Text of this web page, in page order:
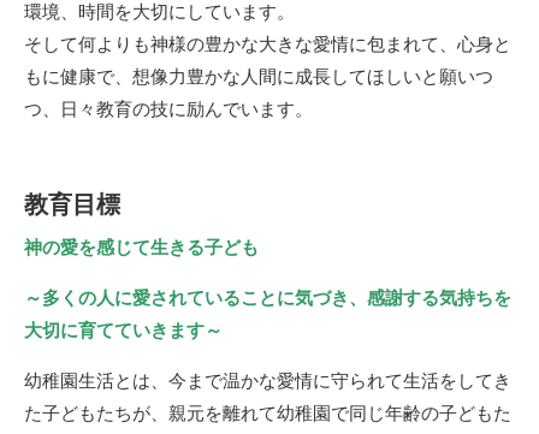
環境、時間を大切にしています。
そして何よりも神様の豊かな大きな愛情に包まれて、心身と
もに健康で、想像力豊かな人間に成長してほしいと願いつ
つ、日々教育の技に励んでいます。
教育目標
神の愛を感じて生きる子ども
～多くの人に愛されていることに気づき、感謝する気持ちを
大切に育てていきます～
幼稚園生活とは、今まで温かな愛情に守られて生活をしてき
た子どもたちが、親元を離れて幼稚園で同じ年齢の子どもた